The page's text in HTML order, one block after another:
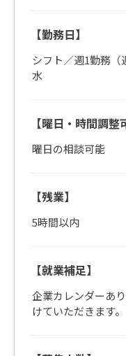
【勤務日】
シフト／週1勤務（
水
【曜日・時間調整
曜日の相談可能
【残業】
5時間以内
【就業補足】
企業カレンダーあ
けていただきます。